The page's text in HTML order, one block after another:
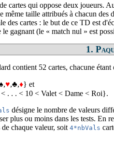
cartes qui oppose deux joueurs.
même taille attribués à chacun
des cartes :le but de ce TD est
gagnant (le « match nul » est
1.
contient 52 cartes, chacune étant
♥,♣,♦} et
. . . < 10 < Valet < Dame < Roi}.
désigne le nombre de valeurs
plus ou moins dans les tests. En
chaque valeur, soit4*nbVals